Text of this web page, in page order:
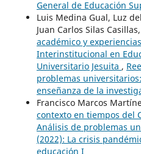
General de Educación
Luis Medina Gual, Luz
Juan Carlos Silas Casillas,
académico y
Interinstitucional en
Universitario Jesuita ,
problemas
enseñanza de la
Francisco Marcos
contexto en tiempos del
Análisis de problemas
(2022): La crisis
educación I